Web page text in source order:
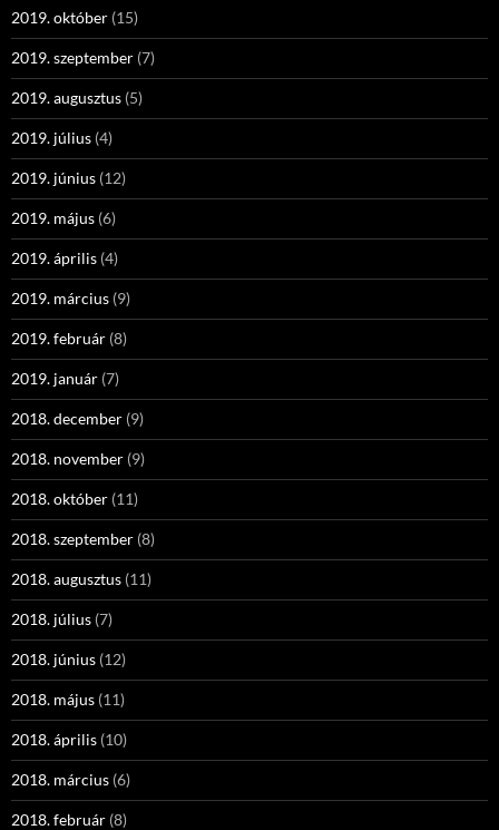
2019. október (15)
2019. szeptember (7)
2019. augusztus (5)
2019. július (4)
2019. június (12)
2019. május (6)
2019. április (4)
2019. március (9)
2019. február (8)
2019. január (7)
2018. december (9)
2018. november (9)
2018. október (11)
2018. szeptember (8)
2018. augusztus (11)
2018. július (7)
2018. június (12)
2018. május (11)
2018. április (10)
2018. március (6)
2018. február (8)